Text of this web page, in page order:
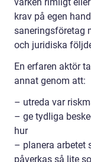
krav på egen
saneringsföretag
och juridiska
En erfaren aktör
annat genom att:
– utreda var
– ge tydliga
hur
– planera arbetet
påverkas så lite